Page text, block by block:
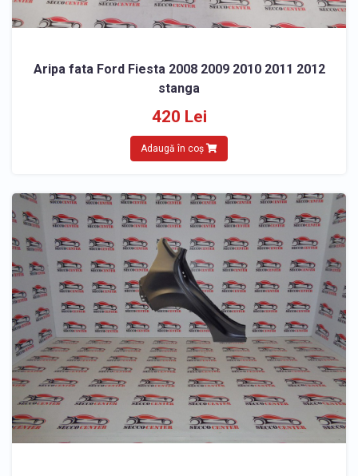
Aripa fata Ford Fiesta 2008 2009 2010 2011 2012
stanga
420 Lei
Adaugă în coș